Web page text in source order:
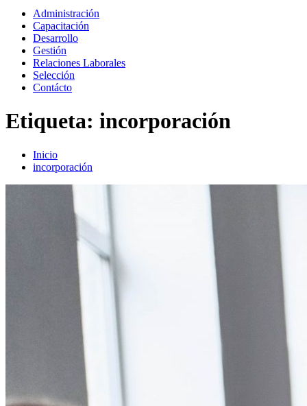
Menú
principal
Administración
Capacitación
Desarrollo
Gestión
Relaciones Laborales
Selección
Contácto
Etiqueta: incorporación
Inicio
incorporación